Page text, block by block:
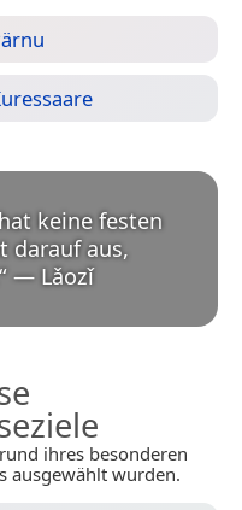
keine festen
darauf aus,
“ — Lǎozǐ
ihres besonderen
ausgewählt wurden.